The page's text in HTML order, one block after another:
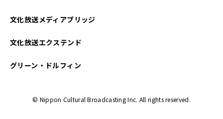
文化放送メディアブリッジ
文化放送エクステンド
グリーン・ドルフィン
© Nippon Cultural Broadcasting Inc. All rights reserved.